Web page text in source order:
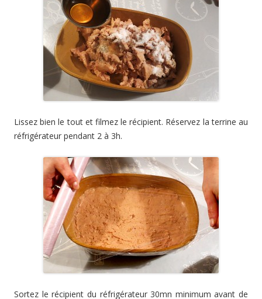
Lissez bien le tout et filmez le récipient. Réservez la terrine au
réfrigérateur pendant 2 à 3h.
Sortez le récipient du réfrigérateur 30mn minimum avant de